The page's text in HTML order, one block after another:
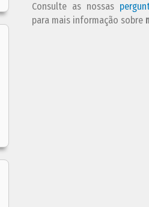
Consulte as nossas
para mais informação sobre